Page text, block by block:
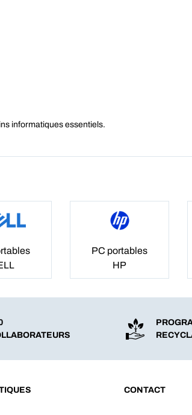
informatiques essentiels.
PC portables
HP
CONTACT